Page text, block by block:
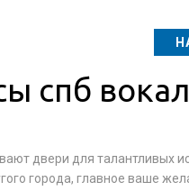
спб
двери для талантливых
города, главное ваше